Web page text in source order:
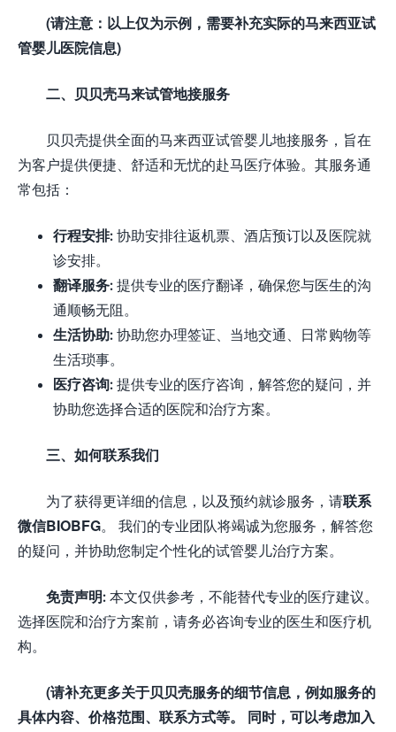
(请注意：以上仅为示例，需要补充实际的马来西亚试
管婴儿医院信息)
二、贝贝壳马来试管地接服务
贝贝壳提供全面的马来西亚试管婴儿地接服务，旨在
为客户提供便捷、舒适和无忧的赴马医疗体验。其服务通
常包括：
行程安排: 协助安排往返机票、酒店预订以及医院就
诊安排。
翻译服务: 提供专业的医疗翻译，确保您与医生的沟
通顺畅无阻。
生活协助: 协助您办理签证、当地交通、日常购物等
生活琐事。
医疗咨询: 提供专业的医疗咨询，解答您的疑问，并
协助您选择合适的医院和治疗方案。
三、如何联系我们
为了获得更详细的信息，以及预约就诊服务，请联系
微信BIOBFG。 我们的专业团队将竭诚为您服务，解答您
的疑问，并协助您制定个性化的试管婴儿治疗方案。
免责声明: 本文仅供参考，不能替代专业的医疗建议。
选择医院和治疗方案前，请务必咨询专业的医生和医疗机
构。
(请补充更多关于贝贝壳服务的细节信息，例如服务的
具体内容、价格范围、联系方式等。 同时，可以考虑加入